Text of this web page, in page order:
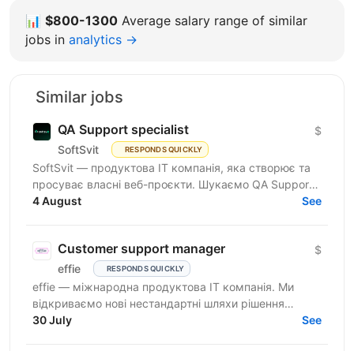
📊 $800-1300 Average salary range of similar
jobs in analytics →
Similar jobs
QA Support specialist
SoftSvit RESPONDS QUICKLY
$
SoftSvit — продуктова IT компанія, яка створює та
просуває власні веб-проєкти. Шукаємо QA Support
Specialist: якщо ти цікавишся тестуванням і хочеш...
4 August See
Customer support manager
effie RESPONDS QUICKLY
$
effie — міжнародна продуктова IT компанія. Ми
відкриваємо нові нестандартні шляхи рішення
бізнес-викликів, надаючи глобальні хмарні сервіси
30 July See